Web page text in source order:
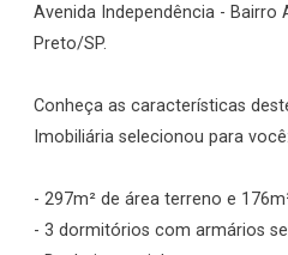
Avenida Independência - Bairro
Preto/SP.
Conheça as características
Imobiliária selecionou para você:
- 297m² de área terreno e
- 3 dormitórios com armários